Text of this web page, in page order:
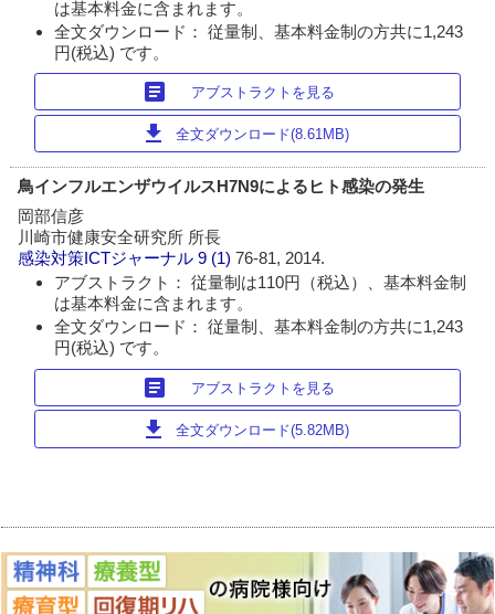
は基本料金に含まれます。
全文ダウンロード： 従量制、基本料金制の方共に1,243
円(税込) です。
article アブストラクトを見る
download 全文ダウンロード(8.61MB)
鳥インフルエンザウイルスH7N9によるヒト感染の発生
岡部信彦
川崎市健康安全研究所 所長
感染対策ICTジャーナル 9 (1)76-81, 2014.
アブストラクト： 従量制は110円（税込）、基本料金制
は基本料金に含まれます。
全文ダウンロード： 従量制、基本料金制の方共に1,243
円(税込) です。
article アブストラクトを見る
download 全文ダウンロード(5.82MB)